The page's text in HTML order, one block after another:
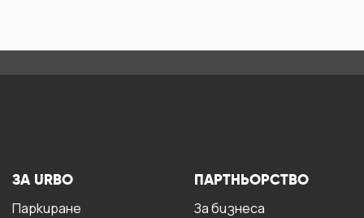
ЗА URBO
Паркиране
ПАРТНЬОРСТВО
За бизнесa